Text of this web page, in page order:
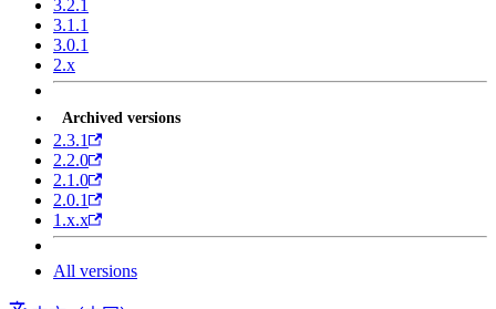
3.2.1
3.1.1
3.0.1
2.x
Archived versions
2.3.1
2.2.0
2.1.0
2.0.1
1.x.x
All versions